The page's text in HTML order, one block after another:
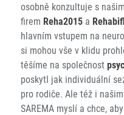
osobně konzultuje s
firem Reha2015a
hlavním vstupem na
si mohou vše v klidu
těšíme na společnost
poskytl jak individuální
pro rodiče. Ale též i
SAREMA myslí a chce,